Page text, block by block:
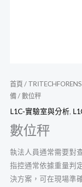
首頁/
備/ 數位秤
L1C-實驗室與分析,
數位秤
執法人員通常需要對
指控通常依據重量判
決方案，可在現場準